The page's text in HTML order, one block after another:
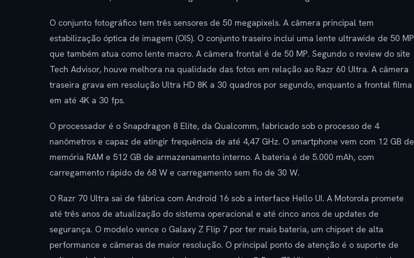
O conjunto fotográfico tem três sensores de 50 megapixels. A câmera principal tem
estabilização óptica de imagem (OIS). O conjunto traseiro inclui uma lente ultrawide de 50 MP
que também atua como lente macro. A câmera frontal é de 50 MP. Segundo o review do site
Tech Advisor, houve melhora na qualidade das fotos em relação ao Razr 60 Ultra. A câmera
traseira grava em resolução Ultra HD 8K a 30 quadros por segundo, enquanto a frontal filma
em até 4K a 30 fps.
O processador é o Snapdragon 8 Elite, da Qualcomm, fabricado sob o processo de 4
nanômetros e capaz de atingir frequência de até 4,47 GHz. O smartphone vem com 12 GB de
memória RAM e 512 GB de armazenamento interno. A bateria é de 5.000 mAh, com
carregamento rápido de 68 W e carregamento sem fio de 30 W.
O Razr 70 Ultra sai de fábrica com Android 16 sob a interface Hello UI. A Motorola promete
até três anos de atualização do sistema operacional e até cinco anos de updates de
segurança. O modelo vence o Galaxy Z Flip 7 por ter mais bateria, um chipset de alta
performance e câmeras de maior resolução. O principal ponto de atenção é o suporte de